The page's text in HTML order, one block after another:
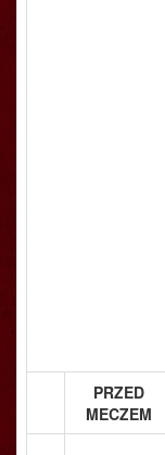
PRZED
MECZEM